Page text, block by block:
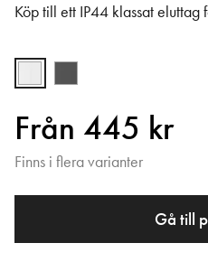
Köp till ett IP44 klassat eluttag
Från 445 kr
Finns i flera varianter
Gå till